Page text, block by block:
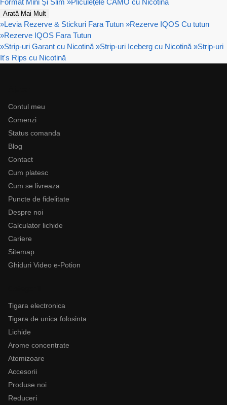
Format Mini Și Slim »Pliculețele CAMO cu Nicotină
Arată Mai Mult
»Levia Rezerve & Stickuri Fara Tutun »Rezerve IQOS Cu tutun
»Rezerve IQOS Fara Tutun
»Strip-uri Garant cu Nicotină »Strip-uri Iceberg cu Nicotină »Strip-uri
It's Rips cu Nicotină
Contul meu
Comenzi
Status comanda
Blog
Contact
Cum platesc
Cum se livreaza
Puncte de fidelitate
Despre noi
Calculator lichide
Cariere
Sitemap
Ghiduri Video e-Potion
Tigara electronica
Tigara de unica folosinta
Lichide
Arome concentrate
Atomizoare
Accesorii
Produse noi
Reduceri